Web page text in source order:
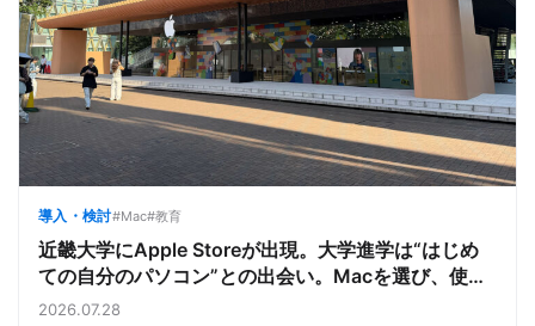
導入・検討#Mac#教育
近畿大学にApple Storeが出現。大学進学は“はじめ
ての自分のパソコン”との出会い。Macを選び、使う
魅力と楽しさを、夏のオープンキャンパスでアピール
2026.07.28